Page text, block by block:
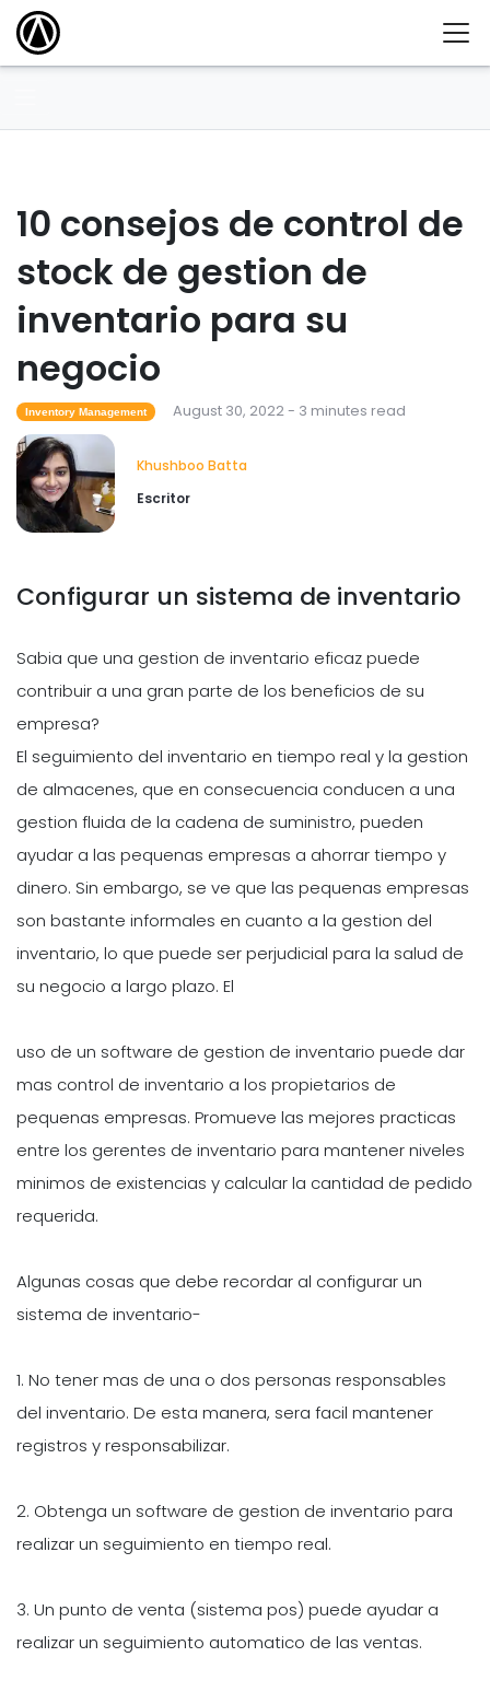
10 consejos de control de
stock de gestion de
inventario para su
negocio
Inventory Management August 30, 2022 - 3 minutes read
Khushboo Batta
Escritor
Configurar un sistema de inventario
Sabia que una gestion de inventario eficaz puede
contribuir a una gran parte de los beneficios de su
empresa?
El seguimiento del inventario en tiempo real y la gestion
de almacenes, que en consecuencia conducen a una
gestion fluida de la cadena de suministro, pueden
ayudar a las pequenas empresas a ahorrar tiempo y
dinero. Sin embargo, se ve que las pequenas empresas
son bastante informales en cuanto a la gestion del
inventario, lo que puede ser perjudicial para la salud de
su negocio a largo plazo. El
uso de un software de gestion de inventario puede dar
mas control de inventario a los propietarios de
pequenas empresas. Promueve las mejores practicas
entre los gerentes de inventario para mantener niveles
minimos de existencias y calcular la cantidad de pedido
requerida.
Algunas cosas que debe recordar al configurar un
sistema de inventario-
1. No tener mas de una o dos personas responsables
del inventario. De esta manera, sera facil mantener
registros y responsabilizar.
2. Obtenga un software de gestion de inventario para
realizar un seguimiento en tiempo real.
3. Un punto de venta (sistema pos) puede ayudar a
realizar un seguimiento automatico de las ventas.